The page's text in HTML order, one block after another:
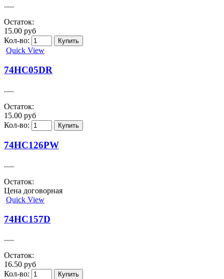
.....
Остаток:
15.00 руб
Кол-во:
Quick View
74HC05DR
.....
Остаток:
15.00 руб
Кол-во:
74HC126PW
.....
Остаток:
Цена договорная
Quick View
74HC157D
.....
Остаток:
16.50 руб
Кол-во: